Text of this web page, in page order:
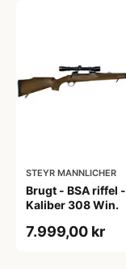
STEYR MANNLICHER
Brugt - BSA riffel -
Kaliber 308 Win.
7.999,00 kr